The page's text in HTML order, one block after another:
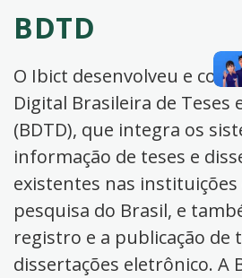
BDTD
O Ibict desenvolveu e
Digital Brasileira de Teses
(BDTD), que integra os
informação de teses e
existentes nas instituições
pesquisa do Brasil, e
registro e a publicação de
dissertações eletrônico. A